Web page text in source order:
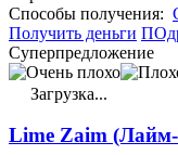
Cпособы получения:
Получить деньги
Суперпредложение
Загрузка...
Lime Zaim